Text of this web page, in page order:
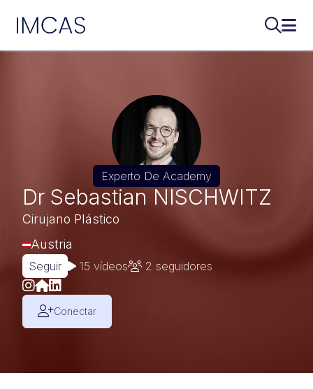
IMCAS
Experto De Academy
Dr Sebastian NISCHWITZ
Cirujano Plástico
Austria
Seguir 15 vídeos 2 seguidores
Conectar